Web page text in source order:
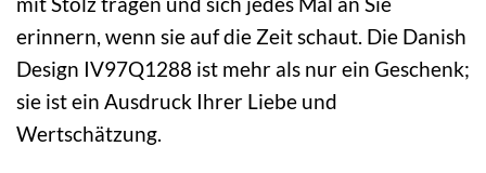
erinnern, wenn sie auf die Zeit schaut. Die Danish
Design IV97Q1288 ist mehr als nur ein Geschenk;
sie ist ein Ausdruck Ihrer Liebe und
Wertschätzung.